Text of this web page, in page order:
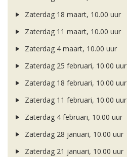
Zaterdag 18 maart, 10.00 uur
Zaterdag 11 maart, 10.00 uur
Zaterdag 4 maart, 10.00 uur
Zaterdag 25 februari, 10.00 uur
Zaterdag 18 februari, 10.00 uur
Zaterdag 11 februari, 10.00 uur
Zaterdag 4 februari, 10.00 uur
Zaterdag 28 januari, 10.00 uur
Zaterdag 21 januari, 10.00 uur